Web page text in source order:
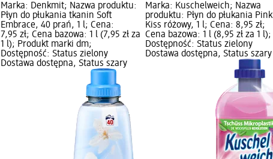
Marka: Denkmit; Nazwa produktu:
Płyn do płukania tkanin Soft
Embrace, 40 prań, 1 l; Cena:
7,95 zł; Cena bazowa: 1 l (7,95 zł za
1 l); Produkt marki dm;
Dostępność: Status zielony
Dostawa dostępna, Status szary
Marka: Kuschelweich; Nazwa
produktu: Płyn do płukania Pink
Kiss różowy, 1 l; Cena: 8,95 zł;
Cena bazowa: 1 l (8,95 zł za 1 l);
Dostępność: Status zielony
Dostawa dostępna, Status szary